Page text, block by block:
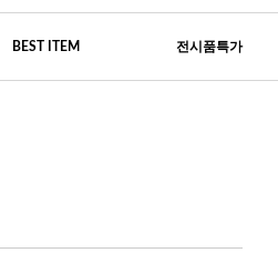
BEST ITEM 전시품특가